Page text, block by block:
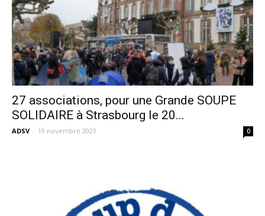
27 associations, pour une Grande SOUPE
SOLIDAIRE à Strasbourg le 20...
ADSV - 19 novembre 2021 0